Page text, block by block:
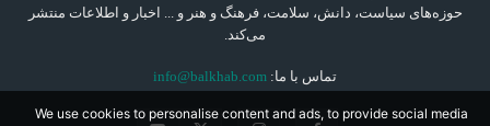
حوزه‌های سیاست، دانش، سلامت، فرهنگ و هنر و ... اخبار و اطلاعات منتشر
می‌کند.
تماس با ما: info@balkhab.com
We use cookies to personalise content and ads, to provide social media